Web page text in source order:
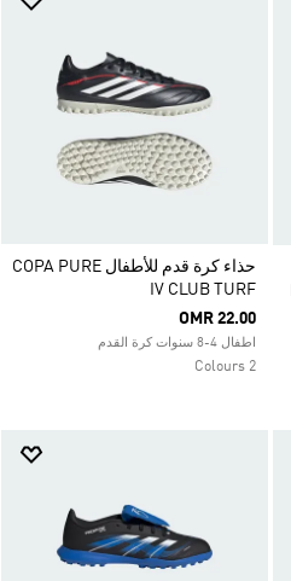
حذاء كرة قدم للأطفال COPA PURE
IV CLUB TURF
OMR 22.00
اطفال 4-8 سنوات كرة القدم
2 Colours